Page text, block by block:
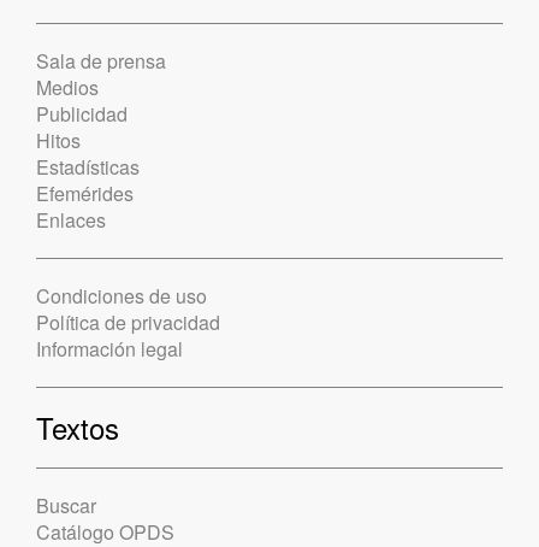
Sala de prensa
Medios
Publicidad
Hitos
Estadísticas
Efemérides
Enlaces
Condiciones de uso
Política de privacidad
Información legal
Textos
Buscar
Catálogo OPDS